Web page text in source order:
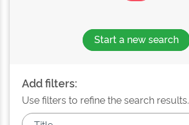
Start a new search
Add filters:
Use filters to refine the search results.